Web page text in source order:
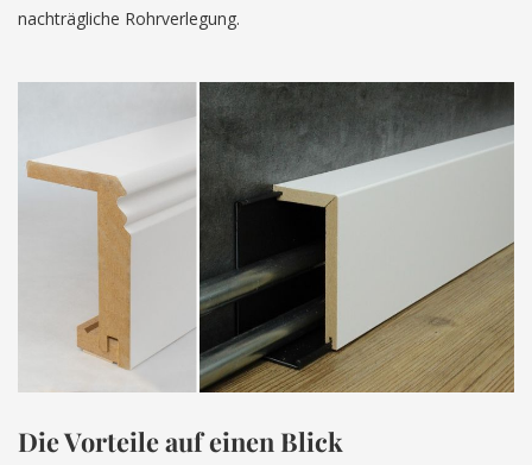
nachträgliche Rohrverlegung.
Die Vorteile auf einen Blick